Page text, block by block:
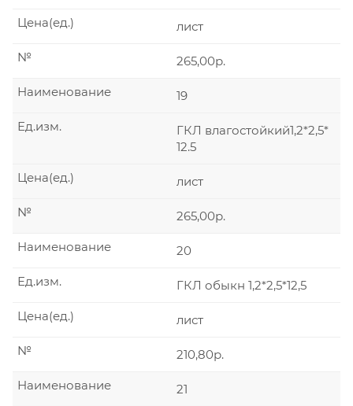
лист
Цена(ед.)
265,00р.
№
19
Наименование
ГКЛ влагостойкий1,2*2,5*
12.5
Ед.изм.
лист
Цена(ед.)
265,00р.
№
20
Наименование
ГКЛ обыкн 1,2*2,5*12,5
Ед.изм.
лист
Цена(ед.)
210,80р.
№
21
Наименование